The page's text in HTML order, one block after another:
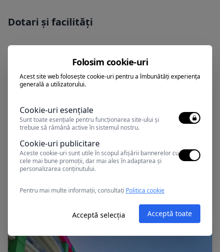
Dotari și facilități
Puteti achita sejurul cu tichete de
vacanta
Alte oferte în Eforie Nord
Folosim cookie-uri
Acest site web folosește cookie-uri pentru a îmbunătăți experiența
generală a utilizatorului.
Cookie-uri esențiale
Sunt toate esențiale pentru funcționarea site-ului și
trebuie să rămână active în sistemul nostru.
Cookie-uri publicitare
Aceste cookie-uri sunt utile în scopul afișării bannerelor cu
cele mai bune promoții, dar mai ales în adaptarea și
personalizarea conținutului.
Pentru mai multe informații, consultați Politica cookie
Acceptă selecția Acceptă toate